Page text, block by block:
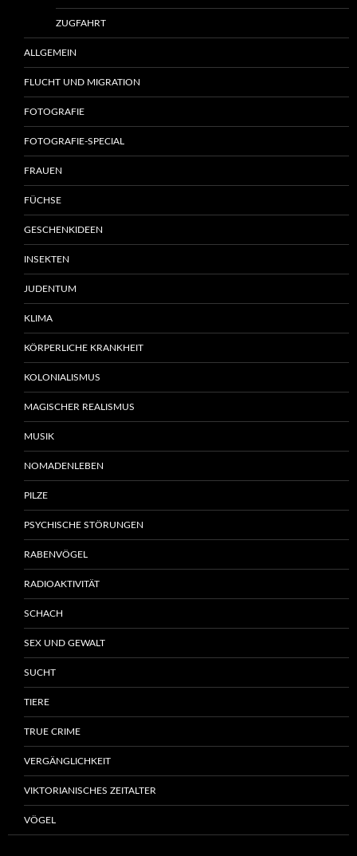
ZUGFAHRT
ALLGEMEIN
FLUCHT UND MIGRATION
FOTOGRAFIE
FOTOGRAFIE-SPECIAL
FRAUEN
FÜCHSE
GESCHENKIDEEN
INSEKTEN
JUDENTUM
KLIMA
KÖRPERLICHE KRANKHEIT
KOLONIALISMUS
MAGISCHER REALISMUS
MUSIK
NOMADENLEBEN
PILZE
PSYCHISCHE STÖRUNGEN
RABENVÖGEL
RADIOAKTIVITÄT
SCHACH
SEX UND GEWALT
SUCHT
TIERE
TRUE CRIME
VERGÄNGLICHKEIT
VIKTORIANISCHES ZEITALTER
VÖGEL